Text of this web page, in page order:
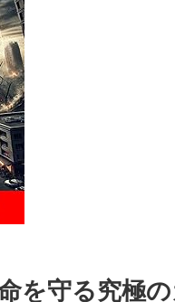
を守る究極